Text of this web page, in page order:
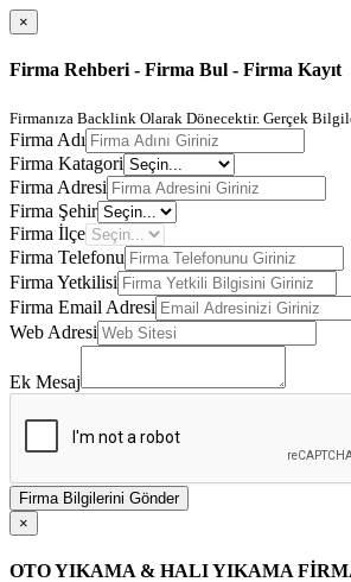
×
Firma Rehberi - Firma Bul - Firma Kayıt
Firmanıza Backlink Olarak Dönecektir. Gerçek
Firma Adı
Firma Katagori
Firma Adresi
Firma Şehir
Firma İlçe
Firma Telefonu
Firma Yetkilisi
Firma Email Adresi
Web Adresi
Ek Mesaj
Firma Bilgilerini Gönder
×
OTO YIKAMA & HALI YIKAMA